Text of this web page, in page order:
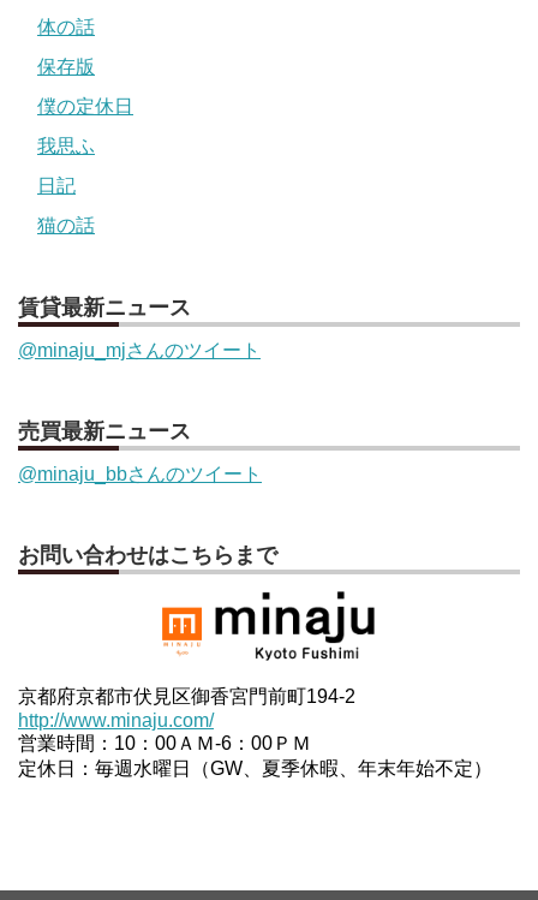
体の話
保存版
僕の定休日
我思ふ
日記
猫の話
賃貸最新ニュース
@minaju_mjさんのツイート
売買最新ニュース
@minaju_bbさんのツイート
お問い合わせはこちらまで
京都府京都市伏見区御香宮門前町194-2
http://www.minaju.com/
営業時間：10：00ＡＭ-6：00ＰＭ
定休日：毎週水曜日（GW、夏季休暇、年末年始不定）